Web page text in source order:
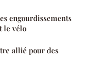
engourdissements
le vélo
allié pour des